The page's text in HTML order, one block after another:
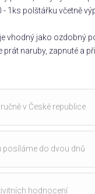
- 1ks polštářku včetně
vhodný jako ozdobný
prát naruby, zapnuté a
v České republice
posíláme do dvou dnů
hodnocení